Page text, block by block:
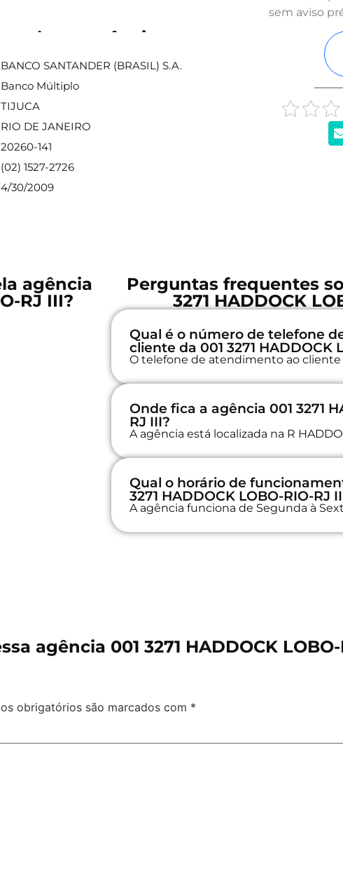
sobre a agência
BANCO SANTANDER (BRASIL) S.A.
Banco Múltiplo
TIJUCA
RIO DE JANEIRO
20260-141
(02) 1527-2726
4/30/2009
sem aviso
agência
RJ III?
Perguntas frequentes
3271 HADDOCK
Qual é o número de telefone
cliente da 001 3271 HADDOCK
O telefone de atendimento ao cliente
Onde fica a agência 001 3271
RJ III?
A agência está localizada na R
Qual o horário de
3271 HADDOCK LOBO-RIO-RJ
A agência funciona de Segunda à
agência 001 3271 HADDOCK
obrigatórios são marcados com *